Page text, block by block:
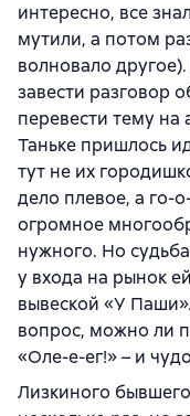
интересно, все
мутили, а потом
волновало
завести разговор
перевести тему на
Таньке пришлось
тут не их
дело плевое, а го-
огромное
нужного. Но
у входа на рынок
вывеской «У
вопрос, можно ли
«Оле-е-ег!» – и
Лизкиного